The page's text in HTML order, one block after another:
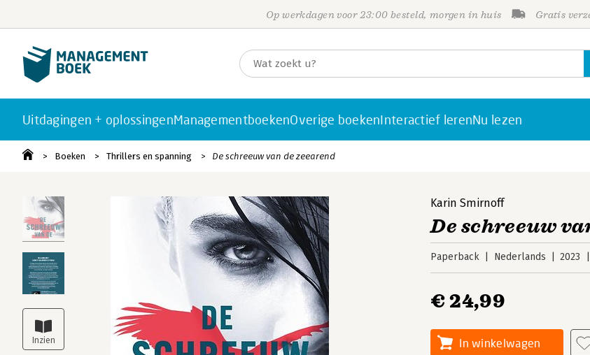
Op werkdagen voor 23:00 besteld, morgen in huis Gratis
Uitdagingen + oplossingenManagementboekenOverige boekenInteractief lerenNu lezen
Boeken Thrillers en spanning De schreeuw van de zeearend
Karin Smirnoff
De schreeuw
Paperback Nederlands 2023
€ 24,99
In winkelwagen